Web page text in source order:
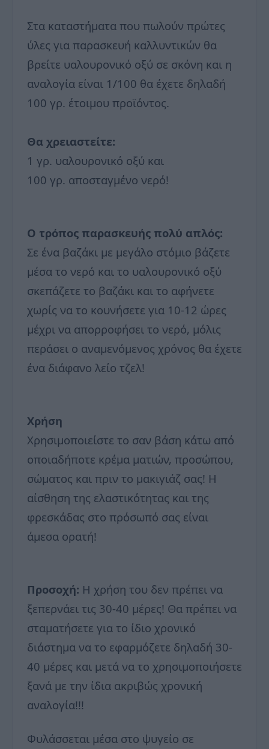
Στα καταστήματα που πωλούν πρώτες
ύλες για παρασκευή καλλυντικών θα
βρείτε υαλουρονικό οξύ σε σκόνη και η
αναλογία είναι 1/100 θα έχετε δηλαδή
100 γρ. έτοιμου προϊόντος.
Θα χρειαστείτε:
1 γρ. υαλουρονικό οξύ και
100 γρ. αποσταγμένο νερό!
Ο τρόπος παρασκευής πολύ απλός:
Σε ένα βαζάκι με μεγάλο στόμιο βάζετε
μέσα το νερό και το υαλουρονικό οξύ
σκεπάζετε το βαζάκι και το αφήνετε
χωρίς να το κουνήσετε για 10-12 ώρες
μέχρι να απορροφήσει το νερό, μόλις
περάσει ο αναμενόμενος χρόνος θα έχετε
ένα διάφανο λείο τζελ!
Χρήση
Χρησιμοποιείστε το σαν βάση κάτω από
οποιαδήποτε κρέμα ματιών, προσώπου,
σώματος και πριν το μακιγιάζ σας! Η
αίσθηση της ελαστικότητας και της
φρεσκάδας στο πρόσωπό σας είναι
άμεσα ορατή!
Προσοχή: Η χρήση του δεν πρέπει να
ξεπερνάει τις 30-40 μέρες! Θα πρέπει να
σταματήσετε για το ίδιο χρονικό
διάστημα να το εφαρμόζετε δηλαδή 30-
40 μέρες και μετά να το χρησιμοποιήσετε
ξανά με την ίδια ακριβώς χρονική
αναλογία!!!
Φυλάσσεται μέσα στο ψυγείο σε